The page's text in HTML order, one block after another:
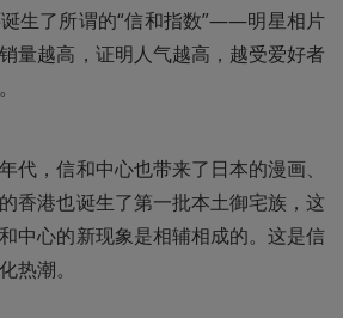
生了所谓的“信和指数”——明星相片
量越高，证明人气越高，越受爱好者
代，信和中心也带来了日本的漫画、
香港也诞生了第一批本土御宅族，这
中心的新现象是相辅相成的。这是信
热潮。